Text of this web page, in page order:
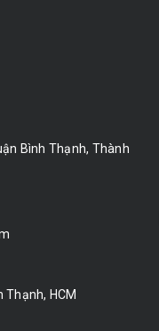
Bình Thạnh, Thành
Thạnh, HCM